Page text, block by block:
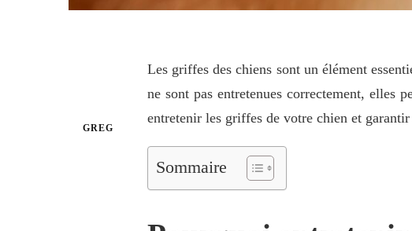
GREG
Les griffes des chiens sont un élément
ne sont pas entretenues correctement, elles
entretenir les griffes de votre chien et garantir
Sommaire